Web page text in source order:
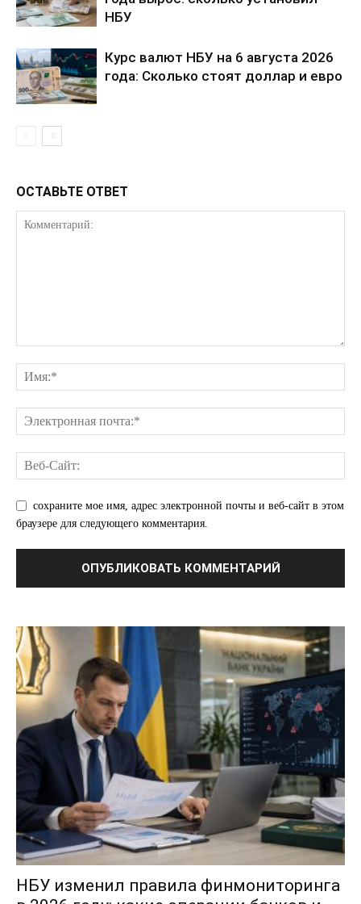
НБУ
Курс валют НБУ на 6 августа 2026
года: Сколько стоят доллар и евро
ОСТАВЬТЕ ОТВЕТ
сохраните мое имя, адрес электронной почты и веб-сайт в этом
браузере для следующего комментария.
НБУ изменил правила финмониторинга